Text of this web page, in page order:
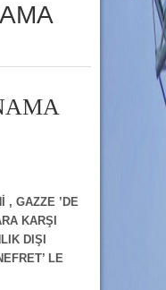
, GAZZE ’DE
KARŞI
DIŞI
LE